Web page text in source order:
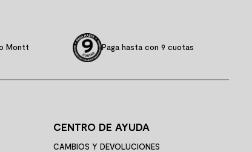
Montt Paga hasta con 9 cuotas
CENTRO DE AYUDA
CAMBIOS Y DEVOLUCIONES